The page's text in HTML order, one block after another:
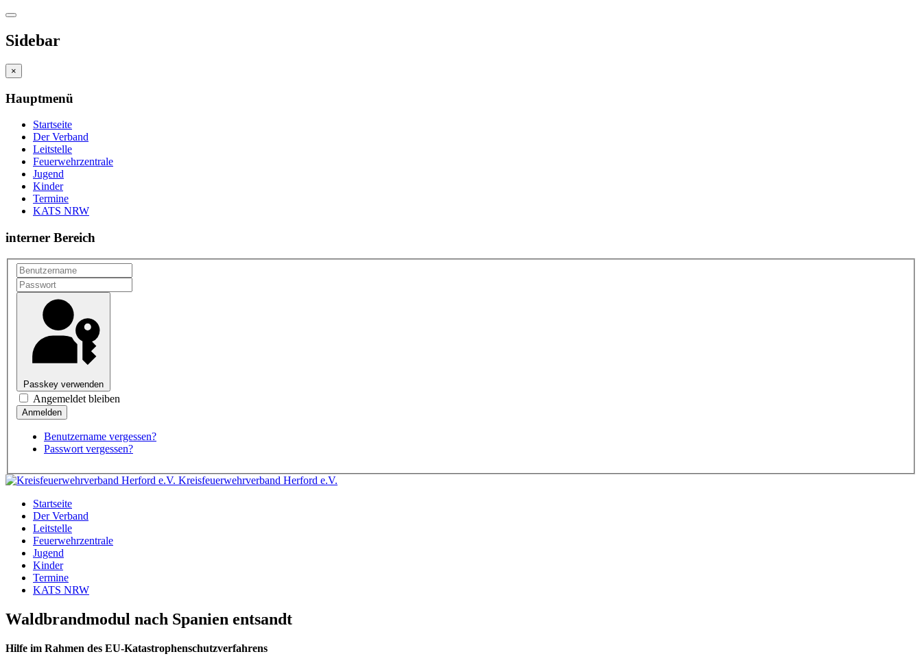
Sidebar
×
Hauptmenü
Startseite
Der Verband
Leitstelle
Feuerwehrzentrale
Jugend
Kinder
Termine
KATS NRW
interner Bereich
Passkey verwenden
Angemeldet bleiben
Benutzername vergessen?
Passwort vergessen?
Kreisfeuerwehrverband Herford e.V.
Startseite
Der Verband
Leitstelle
Feuerwehrzentrale
Jugend
Kinder
Termine
KATS NRW
Waldbrandmodul nach Spanien entsandt
Hilfe im Rahmen des EU-Katastrophenschutzverfahrens